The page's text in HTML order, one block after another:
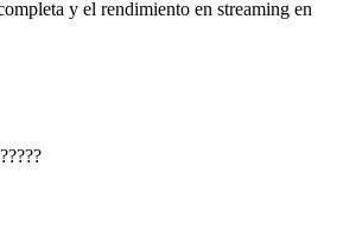
y el rendimiento en streaming en